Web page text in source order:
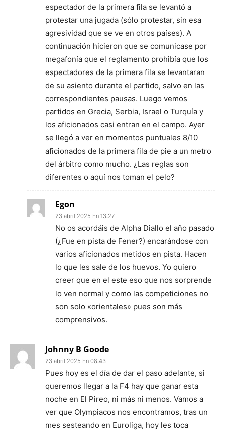
espectador de la primera fila se levantó a
protestar una jugada (sólo protestar, sin esa
agresividad que se ve en otros países). A
continuación hicieron que se comunicase por
megafonía que el reglamento prohibía que los
espectadores de la primera fila se levantaran
de su asiento durante el partido, salvo en las
correspondientes pausas. Luego vemos
partidos en Grecia, Serbia, Israel o Turquía y
los aficionados casi entran en el campo. Ayer
se llegó a ver en momentos puntuales 8/10
aficionados de la primera fila de pie a un metro
del árbitro como mucho. ¿Las reglas son
diferentes o aquí nos toman el pelo?
Egon
23 abril 2025 En 13:27
No os acordáis de Alpha Diallo el año pasado
(¿Fue en pista de Fener?) encarándose con
varios aficionados metidos en pista. Hacen
lo que les sale de los huevos. Yo quiero
creer que en el este eso que nos sorprende
lo ven normal y como las competiciones no
son solo «orientales» pues son más
comprensivos.
Johnny B Goode
23 abril 2025 En 08:43
Pues hoy es el día de dar el paso adelante, si
queremos llegar a la F4 hay que ganar esta
noche en El Pireo, ni más ni menos. Vamos a
ver que Olympiacos nos encontramos, tras un
mes sesteando en Euroliga, hoy les toca